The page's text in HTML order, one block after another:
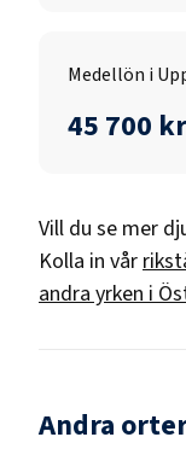
Medellön i
45 700 kr
Vill du se mer
Kolla in vår
andra yrken i
Andra